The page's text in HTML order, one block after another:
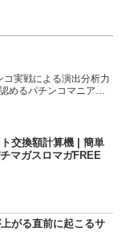
実戦による演出分析力
めるパチンコマニア。
交換額計算機 | 簡単
マガスロマガFREE
上がる直前に起こるサ